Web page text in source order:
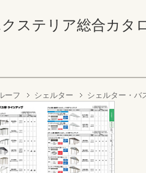
ステリア総合カタ
ーフ シェルター シェルター・バ